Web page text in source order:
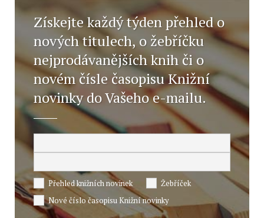
Získejte každý týden přehled o
nových titulech, o žebříčku
nejprodávanějších knih či o
novém čísle časopisu Knižní
novinky do Vašeho e-mailu.
Přehled knižních novinek
Žebříček
Nové číslo časopisu Knižní novinky